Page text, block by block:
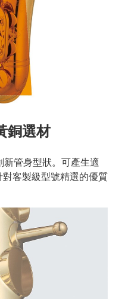
銅選材
管身型狀。可產生適
客製級型號精選的優質